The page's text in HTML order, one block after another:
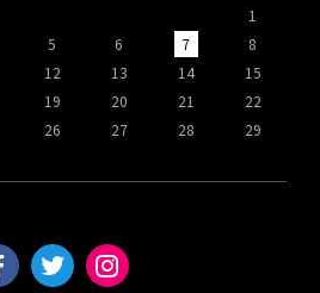
1
5 6 7
8
12 13 14
15
19 20 21
22
26 27 28
29